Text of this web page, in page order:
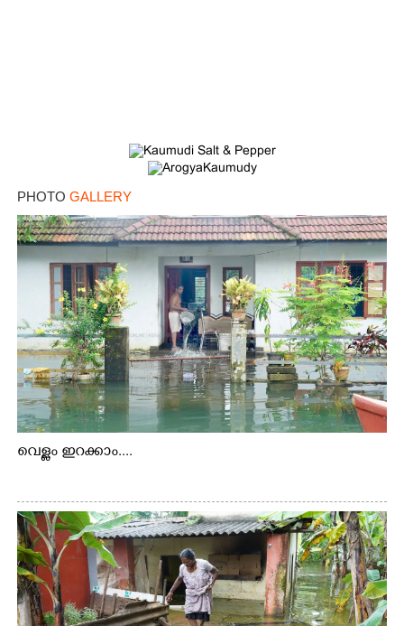
PHOTO GALLERY
വെള്ളം ഇറക്കാം....